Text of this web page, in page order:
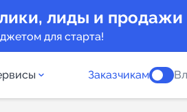
лиды и продажи
для старта!
Заказчикам